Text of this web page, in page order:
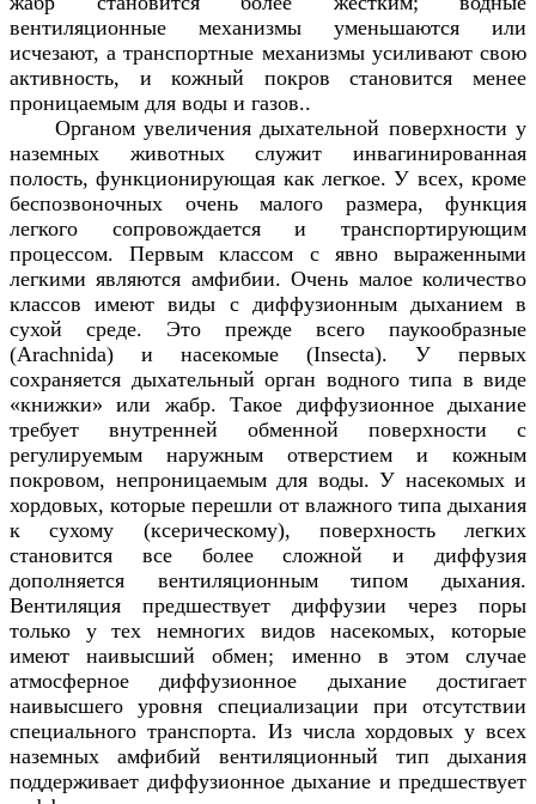
вентиляционные механизмы уменьшаются или
исчезают, а транспортные механизмы усиливают свою
активность, и кожный покров становится менее
проницаемым для воды и газов..
Органом увеличения дыхательной поверхности у
наземных животных служит инвагинированная
полость, функционирующая как легкое. У всех, кроме
беспозвоночных очень малого размера, функция
легкого сопровождается и транспортирующим
процессом. Первым классом с явно выраженными
легкими являются амфибии. Очень малое количество
классов имеют виды с диффузионным дыханием в
сухой среде. Это прежде всего паукообразные
(Arachnida) и насекомые (Insecta). У первых
сохраняется дыхательный орган водного типа в виде
«книжки» или жабр. Такое диффузионное дыхание
требует внутренней обменной поверхности с
регулируемым наружным отверстием и кожным
покровом, непроницаемым для воды. У насекомых и
хордовых, которые перешли от влажного типа дыхания
к сухому (ксерическому), поверхность легких
становится все более сложной и диффузия
дополняется вентиляционным типом дыхания.
Вентиляция предшествует диффузии через поры
только у тех немногих видов насекомых, которые
имеют наивысший обмен; именно в этом случае
атмосферное диффузионное дыхание достигает
наивысшего уровня специализации при отсутствии
специального транспорта. Из числа хордовых у всех
наземных амфибий вентиляционный тип дыхания
поддерживает диффузионное дыхание и предшествует